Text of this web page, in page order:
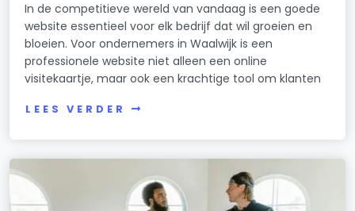
In de competitieve wereld van vandaag is een goede
website essentieel voor elk bedrijf dat wil groeien en
bloeien. Voor ondernemers in Waalwijk is een
professionele website niet alleen een online
visitekaartje, maar ook een krachtige tool om klanten
LEES VERDER